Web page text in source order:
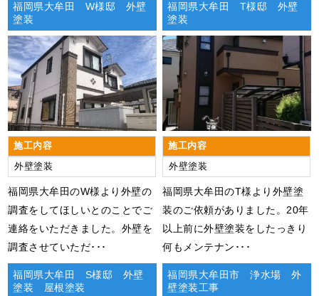
福岡県大牟田 W様邸 外壁
塗装
施工内容
外壁塗装
福岡県大牟田のW様より外壁の
調査をしてほしいとのことでご
連絡をいただきました。外壁を
調査させていただ･･･
福岡県大牟田 T様邸 外壁
塗装
施工内容
外壁塗装
福岡県大牟田のT様より外壁塗
装のご依頼がありました。20年
以上前に外壁塗装をしたっきり
何もメンテナン･･･
福岡県大牟田 S様邸 外壁
塗装 屋根塗装
福岡県大牟田市 浄水場 外
壁塗装工事